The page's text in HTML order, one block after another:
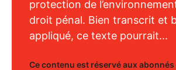
protection de
droit pénal. Bien transcrit et
appliqué, ce texte pourrait...
Ce contenu est réservé aux abonnés